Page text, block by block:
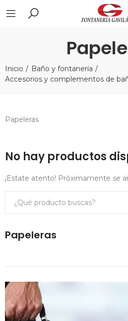
Inicio
Baño y fontanería
Accesorios y complementos de
Papeleras
No hay productos
¡Estate atento! Próximamente se
Papeleras